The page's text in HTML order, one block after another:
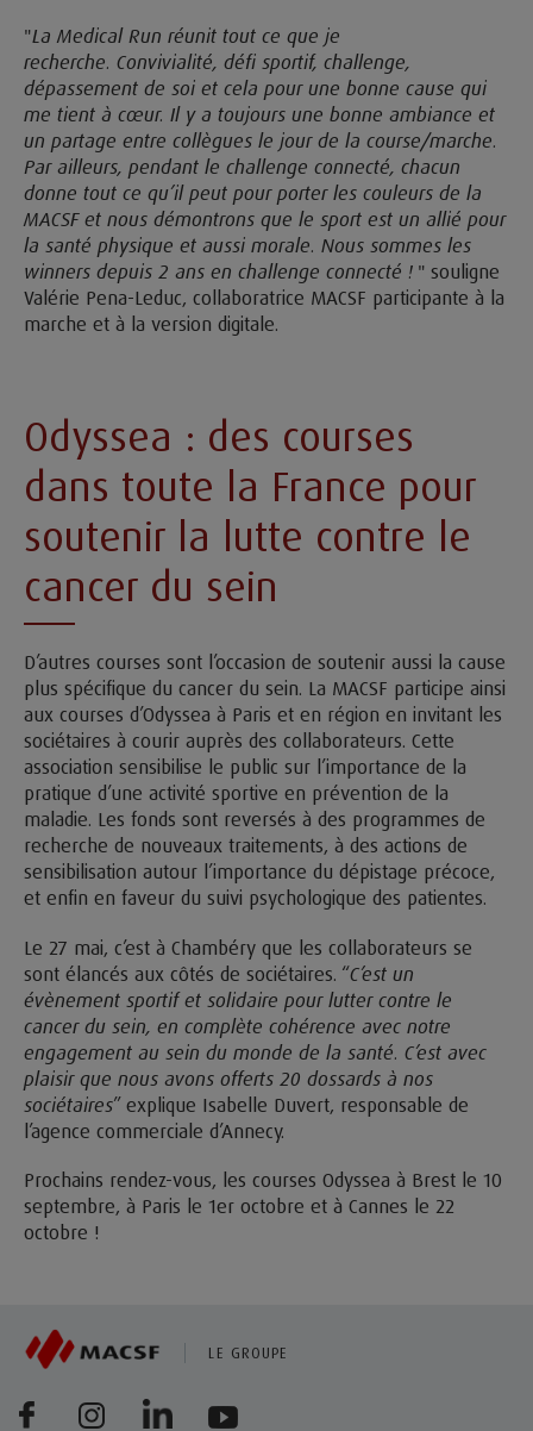
"La Medical Run réunit tout ce que je
recherche. Convivialité, défi sportif, challenge,
dépassement de soi et cela pour une bonne cause qui
me tient à cœur. Il y a toujours une bonne ambiance et
un partage entre collègues le jour de la course/marche.
Par ailleurs, pendant le challenge connecté, chacun
donne tout ce qu’il peut pour porter les couleurs de la
MACSF et nous démontrons que le sport est un allié pour
la santé physique et aussi morale. Nous sommes les
winners depuis 2 ans en challenge connecté !" souligne
Valérie Pena-Leduc, collaboratrice MACSF participante à la
marche et à la version digitale.
Odyssea : des courses
dans toute la France pour
soutenir la lutte contre le
cancer du sein
D’autres courses sont l’occasion de soutenir aussi la cause
plus spécifique du cancer du sein. La MACSF participe ainsi
aux courses d’Odyssea à Paris et en région en invitant les
sociétaires à courir auprès des collaborateurs. Cette
association sensibilise le public sur l’importance de la
pratique d’une activité sportive en prévention de la
maladie. Les fonds sont reversés à des programmes de
recherche de nouveaux traitements, à des actions de
sensibilisation autour l’importance du dépistage précoce,
et enfin en faveur du suivi psychologique des patientes.
Le 27 mai, c’est à Chambéry que les collaborateurs se
sont élancés aux côtés de sociétaires. “C’est un
évènement sportif et solidaire pour lutter contre le
cancer du sein, en complète cohérence avec notre
engagement au sein du monde de la santé. C’est avec
plaisir que nous avons offerts 20 dossards à nos
sociétaires” explique Isabelle Duvert, responsable de
l’agence commerciale d’Annecy.
Prochains rendez-vous, les courses Odyssea à Brest le 10
septembre, à Paris le 1er octobre et à Cannes le 22
octobre !
LE GROUPE